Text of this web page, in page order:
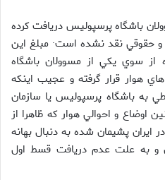
باشگاه پرسپوليس دريافت كرده
حقوقي نقد نشده است· مبلغ اين
بوده از سوي يكي از مسوولان باشگاه
هوار قرار گرفته و عجيب اينكه
باشگاه پرسپوليس يا سازمان
اوضاع و احوالي هوار كه ظاهرا از
ايران پشيمان شده به دنبال بهانه
و به علت عدم دريافت قسط اول